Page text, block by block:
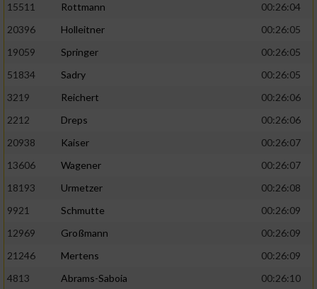
15511
Rottmann
00:26:04
20396
Holleitner
00:26:05
19059
Springer
00:26:05
51834
Sadry
00:26:05
3219
Reichert
00:26:06
2212
Dreps
00:26:06
20938
Kaiser
00:26:07
13606
Wagener
00:26:07
18193
Urmetzer
00:26:08
9921
Schmutte
00:26:09
12969
Großmann
00:26:09
21246
Mertens
00:26:09
4813
Abrams-Saboia
00:26:10